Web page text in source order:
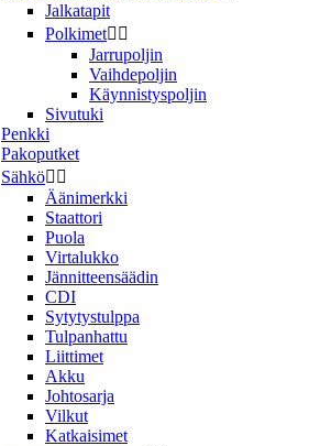
Jalkatapit
Polkimet 
Jarrupoljin
Vaihdepoljin
Käynnistyspoljin
Sivutuki
Penkki
Pakoputket
Sähkö 
Äänimerkki
Staattori
Puola
Virtalukko
Jännitteensäädin
CDI
Sytytystulppa
Tulpanhattu
Liittimet
Akku
Johtosarja
Vilkut
Katkaisimet